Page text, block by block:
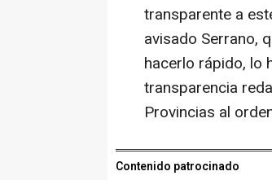
transparente a
avisado Serrano,
hacerlo rápido, lo
transparencia
Provincias al
Contenido patrocinado